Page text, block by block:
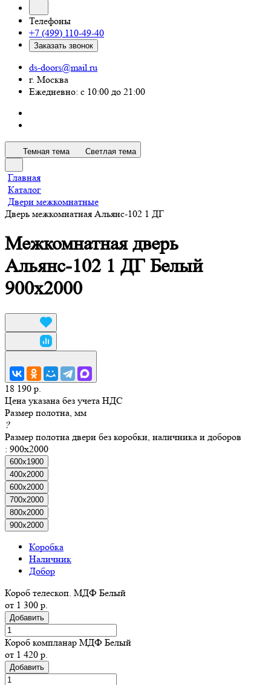
Телефоны
+7 (499) 110-49-40
Заказать звонок
ds-doors@mail.ru
г. Москва
Ежедневно: с 10:00 до 21:00
Темная тема Светлая тема
Главная
Каталог
Двери межкомнатные
Дверь межкомнатная Альянс-102 1 ДГ
Межкомнатная дверь
Альянс-102 1 ДГ Белый
900x2000
18 190 р.
Цена указана без учета НДС
Размер полотна, мм
?
Размер полотна двери без коробки, наличника и доборов
: 900x2000
600х1900
400x2000
600x2000
700x2000
800x2000
900x2000
Коробка
Наличник
Добор
Короб телескоп. МДФ Белый
от 1 300 р.
Добавить
Короб компланар МДФ Белый
от 1 420 р.
Добавить